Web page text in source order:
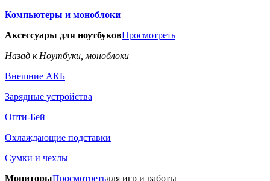
Компьютеры и моноблоки
Аксессуары для ноутбуковПросмотреть
Назад к Ноутбуки, моноблоки
Внешние АКБ
Зарядные устройства
Опти-Бей
Охлаждающие подставки
Сумки и чехлы
МониторыПросмотретьдля игр и работы